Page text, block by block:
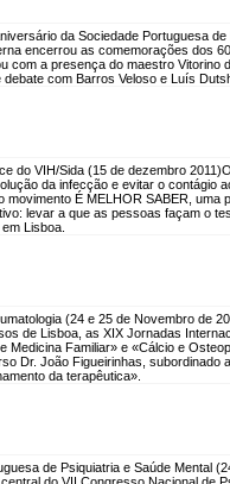
da Sociedade Portuguesa
encerrou as comemorações dos
com a presença do maestro Vitorino
com Barros Veloso e Luís
do VIH/Sida (15 de dezembro 2011)
da infecção e evitar o contágio
É MELHOR SABER, uma
levar a que as pessoas façam o
Lisboa.
(24 e 25 de Novembro de
de Lisboa, as XIX Jornadas
Medicina Familiar» e «Cálcio e
Dr. João Figueirinhas, subordinado
da terapêutica».
de Psiquiatria e Saúde Mental
do VII Congresso Nacional de